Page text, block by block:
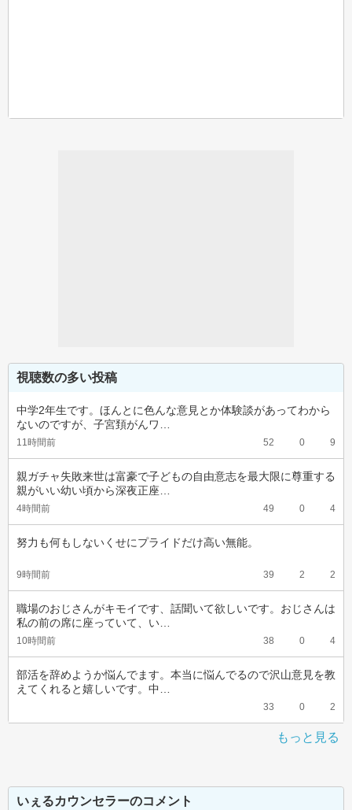
視聴数の多い投稿
中学2年生です。ほんとに色んな意見とか体験談があってわから
ないのですが、子宮頚がんワ…
11時間前 52 0 9
親ガチャ失敗来世は富豪で子どもの自由意志を最大限に尊重する
親がいい幼い頃から深夜正座…
4時間前 49 0 4
努力も何もしないくせにプライドだけ高い無能。
9時間前 39 2 2
職場のおじさんがキモイです、話聞いて欲しいです。おじさんは
私の前の席に座っていて、い…
10時間前 38 0 4
部活を辞めようか悩んでます。本当に悩んでるので沢山意見を教
えてくれると嬉しいです。中…
33 0 2
もっと見る
いぇるカウンセラーのコメント